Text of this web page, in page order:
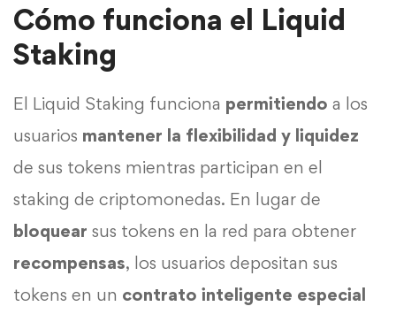
Cómo funciona el Liquid
Staking
El Liquid Staking funciona permitiendo a los
usuarios mantener la flexibilidad y liquidez
de sus tokens mientras participan en el
staking de criptomonedas. En lugar de
bloquear sus tokens en la red para obtener
recompensas, los usuarios depositan sus
tokens en un contrato inteligente especial